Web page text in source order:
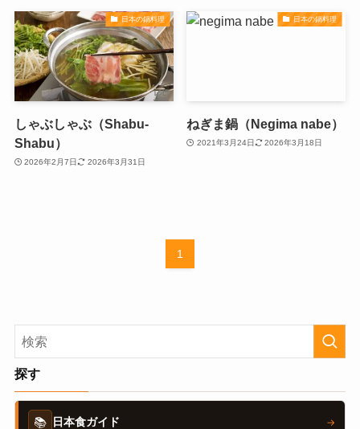
日本の鍋料理
しゃぶしゃぶ（Shabu-
Shabu）
2026年2月7日 2026年3月31日
日本の鍋料理
ねぎま鍋（Negima nabe）
2021年3月24日 2026年3月18日
1
探す
📚 日本食ガイド →